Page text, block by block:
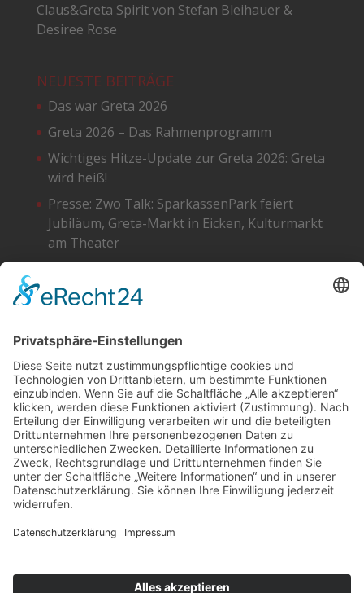
Claus&Greta Spirit von Stefan Bleihauer &
Desiree Rose
NEUESTE BEITRÄGE
Das war Greta 2026
Greta 2026 – Das Rahmenprogramm
Wichtiges Hitze-Update zur Greta 2026: Greta
wird heiß!
Presse: Zwo Talk: SparkassenPark feiert
Jubiläum, Greta-Markt in Eicken, Kulturmarkt
am Theater
Greta 2026 – Die Standpläne
Facebook
Instagram
SoundCloud
YouTube
Cookie-Einstellungen
Datenschutz